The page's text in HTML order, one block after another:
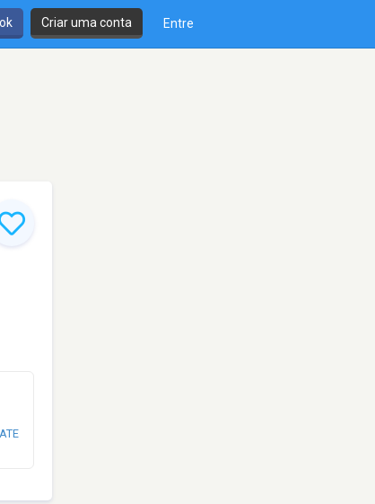
Criar uma conta Entre